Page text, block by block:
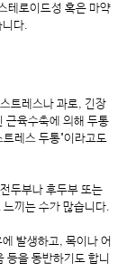
테로이드성 혹은 마약
니다.
트레스나 과로, 긴장
근육수축에 의해 두통
레스 두통"이라고도
두부나 후두부 또는
끼는 수가 많습니다.
발생하고, 목이나 어
등을 동반하기도 합니